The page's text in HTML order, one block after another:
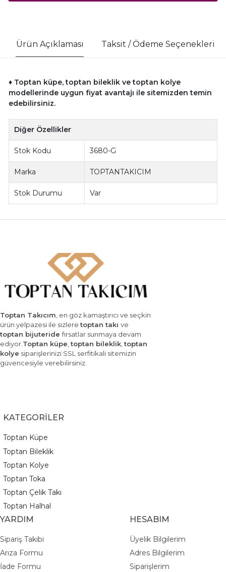
Ürün Açıklaması Taksit / Ödeme Seçenekleri
♦ Toptan küpe, toptan bileklik ve toptan kolye
modellerinde uygun fiyat avantajı ile sitemizden temin
edebilirsiniz.
Diğer Özellikler
Stok Kodu 3680-G
Marka TOPTANTAKICIM
Stok Durumu Var
Toptan Takıcım, en göz kamaştırıcı ve seçkin
ürün yelpazesi ile sizleretoptan takı ve
toptan bijuteridefırsatlar sunmaya devam
ediyor.Toptan küpe,toptan bileklik,toptan
kolye siparişlerinizi SSL serfitikali sitemizin
güvencesiyle verebilirsiniz.
KATEGORİLER
Toptan Küpe
Toptan Bileklik
Toptan Kolye
Toptan Toka
Toptan Çelik Takı
Toptan Halhal
YARDIM
Sipariş Takibi
Arıza Formu
İade Formu
HESABIM
Üyelik Bilgilerim
Adres Bilgilerim
Siparişlerim